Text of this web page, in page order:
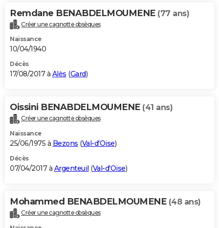
Remdane BENABDELMOUMENE (77 ans)
Créer une cagnotte obsèques
Naissance
10/04/1940
Décès
17/08/2017 à Alès (Gard)
Oissini BENABDELMOUMENE (41 ans)
Créer une cagnotte obsèques
Naissance
25/06/1975 à Bezons (Val-d'Oise)
Décès
07/04/2017 à Argenteuil (Val-d'Oise)
Mohammed BENABDELMOUMENE (48 ans)
Créer une cagnotte obsèques